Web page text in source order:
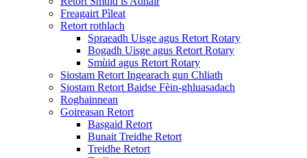
Freagairt Pìleat
Retort rothlach
Spraeadh Uisge agus Retort Rotary
Bogadh Uisge agus Retort Rotary
Smùid agus Retort Rotary
Siostam Retort Ingearach gun Chliath
Siostam Retort Baidse Fèin-ghluasadach
Roghainnean
Goireasan Retort
Basgaid Retort
Bunait Treidhe Retort
Treidhe Retort